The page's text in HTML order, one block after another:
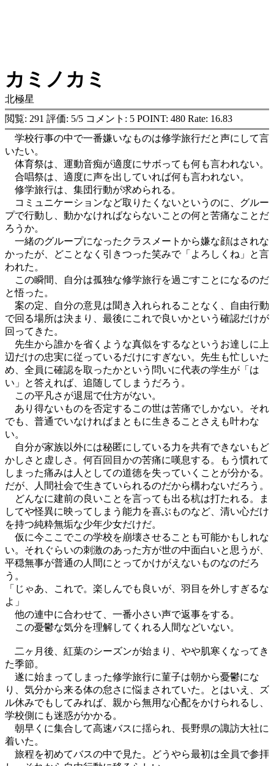
カミノカミ
北極星
閲覧: 291 評価: 5/5 コメント: 5 POINT: 480 Rate: 16.83
学校行事の中で一番嫌いなものは修学旅行だと声にして言
いたい。
体育祭は、運動音痴が適度にサボっても何も言われない。
合唱祭は、適度に声を出していれば何も言われない。
修学旅行は、集団行動が求められる。
コミュニケーションなど取りたくないというのに、グルー
プで行動し、動かなければならないことの何と苦痛なことだ
ろうか。
一緒のグループになったクラスメートから嫌な顔はされな
かったが、どことなく引きつった笑みで「よろしくね」と言
われた。
この瞬間、自分は孤独な修学旅行を過ごすことになるのだ
と悟った。
案の定、自分の意見は聞き入れられることなく、自由行動
で回る場所は決まり、最後にこれで良いかという確認だけが
回ってきた。
先生から誰かを省くような真似をするなというお達しに上
辺だけの忠実に従っているだけにすぎない。先生も忙しいた
め、全員に確認を取ったかという問いに代表の学生が「は
い」と答えれば、追随してしまうだろう。
この平凡さが退屈で仕方がない。
あり得ないものを否定するこの世は苦痛でしかない。それ
でも、普通でいなければまともに生きることさえも叶わな
い。
自分が家族以外には秘匿にしている力を共有できないもど
かしさと虚しさ。何百回目かの苦痛に嘆息する。もう慣れて
しまった痛みは人としての道徳を失っていくことが分かる。
だが、人間社会で生きていられるのだから構わないだろう。
どんなに建前の良いことを言っても出る杭は打たれる。ま
してや怪異に映ってしまう能力を喜ぶものなど、清い心だけ
を持つ純粋無垢な少年少女だけだ。
仮に今ここでこの学校を崩壊させることも可能かもしれな
い。それぐらいの刺激のあった方が世の中面白いと思うが、
平穏無事が普通の人間にとってかけがえないものなのだろ
う。
「じゃあ、これで。楽しんでも良いが、羽目を外しすぎるな
よ」
他の連中に合わせて、一番小さい声で返事をする。
この憂鬱な気分を理解してくれる人間などいない。
二ヶ月後、紅葉のシーズンが始まり、やや肌寒くなってき
た季節。
遂に始まってしまった修学旅行に菫子は朝から憂鬱にな
り、気分から来る体の怠さに悩まされていた。とはいえ、ズ
ル休みでもしてみれば、親から無用な心配をかけられるし、
学校側にも迷惑がかかる。
朝早くに集合して高速バスに揺られ、長野県の諏訪大社に
着いた。
旅程を初めてバスの中で見た。どうやら最初は全員で参拝